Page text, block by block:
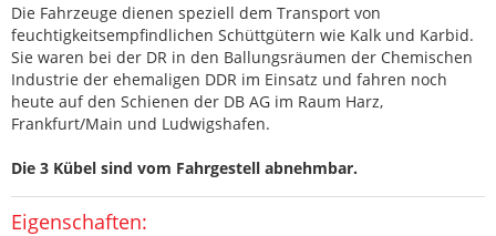
Die Fahrzeuge dienen speziell dem Transport von
feuchtigkeitsempfindlichen Schüttgütern wie Kalk und Karbid.
Sie waren bei der DR in den Ballungsräumen der Chemischen
Industrie der ehemaligen DDR im Einsatz und fahren noch
heute auf den Schienen der DB AG im Raum Harz,
Frankfurt/Main und Ludwigshafen.
Die 3 Kübel sind vom Fahrgestell abnehmbar.
Eigenschaften: